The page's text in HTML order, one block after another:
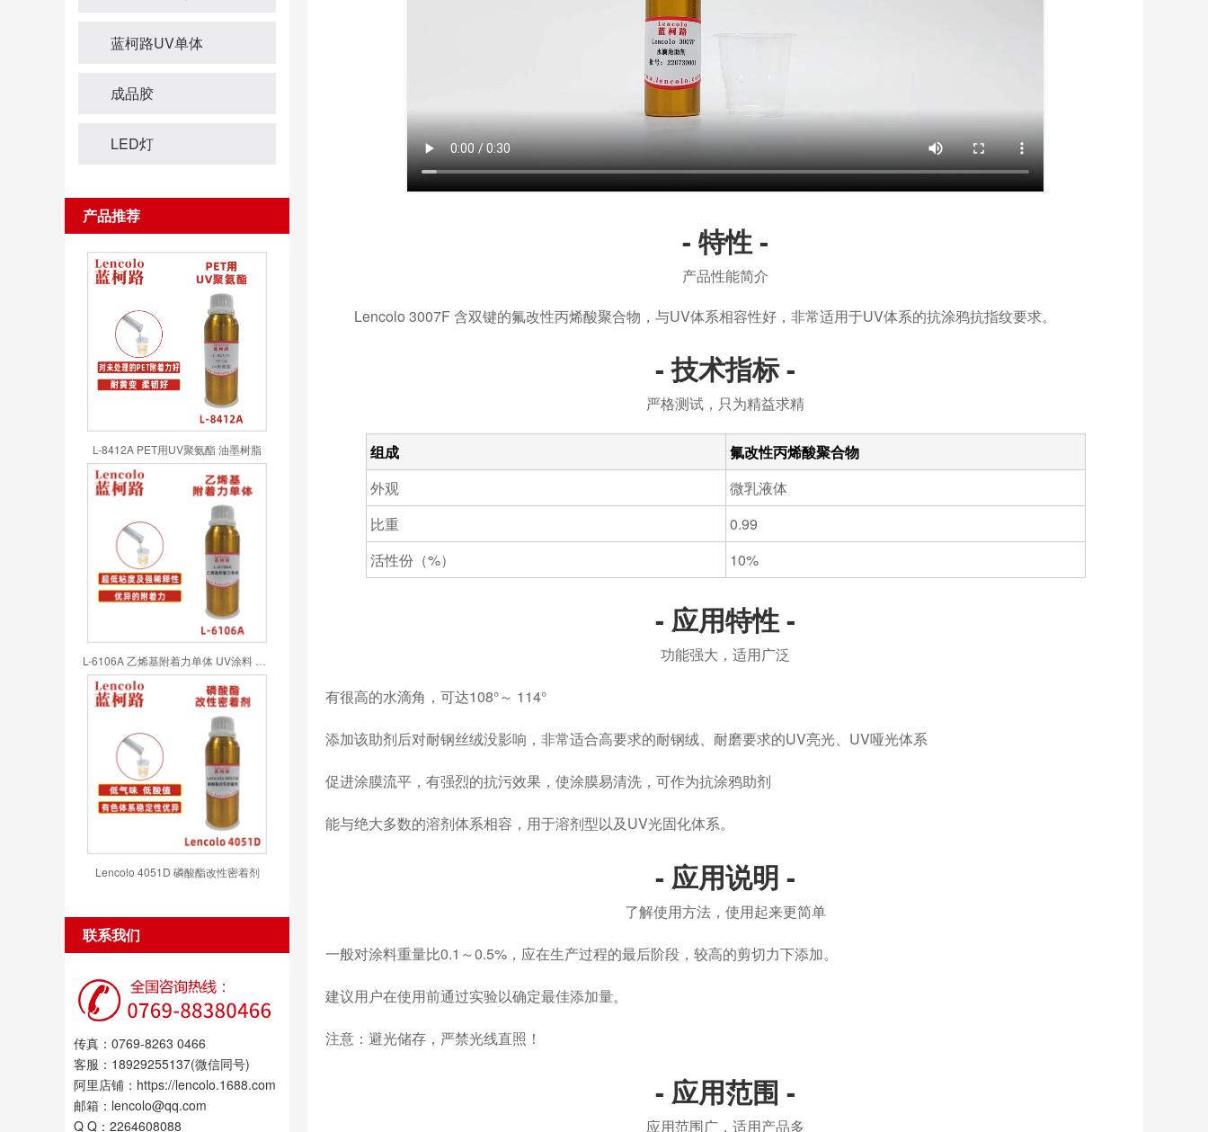
蓝柯路UV单体
成品胶
LED灯
产品推荐
L-8412A PET用UV聚氨酯 油墨树脂
Lencolo 4051D 磷酸酯改性密着剂
联系我们
传真：0769-8263 0466
客服：18929255137(微信同号)
阿里店铺：https://lencolo.1688.com
邮箱：lencolo@qq.com
Q Q：2264608088
- 特性 -
产品性能简介
Lencolo 3007F 含双键的氟改性丙烯酸聚合物，与UV体系相容性好，非常适用于UV体系的抗涂鸦抗指纹要求。
- 技术指标 -
严格测试，只为精益求精
组成
氟改性丙烯酸聚合物
外观
微乳液体
比重
0.99
活性份（%）
10%
- 应用特性 -
功能强大，适用广泛
有很高的水滴角，可达108°～ 114°
添加该助剂后对耐钢丝绒没影响，非常适合高要求的耐钢绒、耐磨要求的UV亮光、UV哑光体系
促进涂膜流平，有强烈的抗污效果，使涂膜易清洗，可作为抗涂鸦助剂
能与绝大多数的溶剂体系相容，用于溶剂型以及UV光固化体系。
- 应用说明 -
了解使用方法，使用起来更简单
一般对涂料重量比0.1～0.5%，应在生产过程的最后阶段，较高的剪切力下添加。
建议用户在使用前通过实验以确定最佳添加量。
注意：避光储存，严禁光线直照！
- 应用范围 -
应用范围广，适用产品多